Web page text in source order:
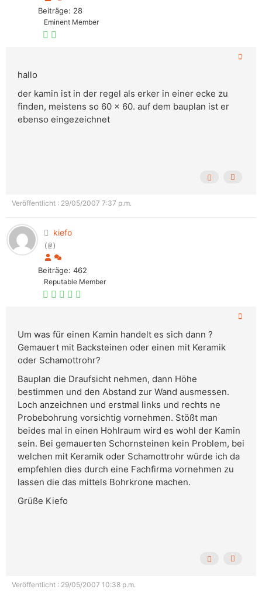
Beiträge: 28
Eminent Member
hallo
der kamin ist in der regel als erker in einer ecke zu
finden, meistens so 60 x 60. auf dem bauplan ist er
ebenso eingezeichnet
Veröffentlicht : 29/05/2007 7:37 p.m.
kiefo
(@)
Beiträge: 462
Reputable Member
Um was für einen Kamin handelt es sich dann ?
Gemauert mit Backsteinen oder einen mit Keramik
oder Schamottrohr?
Bauplan die Draufsicht nehmen, dann Höhe
bestimmen und den Abstand zur Wand ausmessen.
Loch anzeichnen und erstmal links und rechts ne
Probebohrung vorsichtig vornehmen. Stößt man
beides mal in einen Hohlraum wird es wohl der Kamin
sein. Bei gemauerten Schornsteinen kein Problem, bei
welchen mit Keramik oder Schamottrohr würde ich da
empfehlen dies durch eine Fachfirma vornehmen zu
lassen die das mittels Bohrkrone machen.
Grüße Kiefo
Veröffentlicht : 29/05/2007 10:38 p.m.